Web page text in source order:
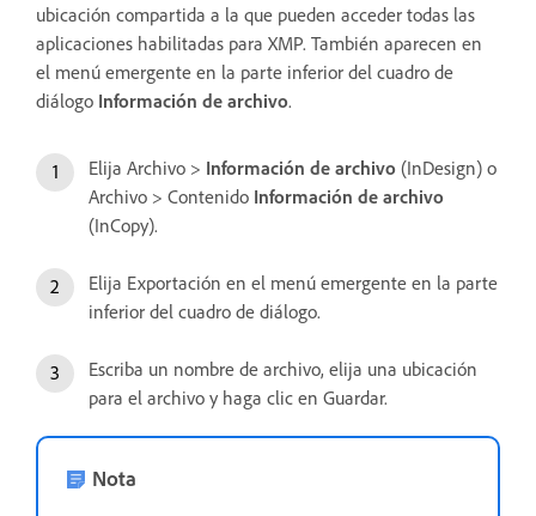
ubicación compartida a la que pueden acceder todas las
aplicaciones habilitadas para XMP. También aparecen en
el menú emergente en la parte inferior del cuadro de
diálogo Información de archivo.
Elija Archivo > Información de archivo (InDesign) o
Archivo > Contenido Información de archivo
(InCopy).
Elija Exportación en el menú emergente en la parte
inferior del cuadro de diálogo.
Escriba un nombre de archivo, elija una ubicación
para el archivo y haga clic en Guardar.
Nota